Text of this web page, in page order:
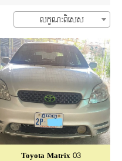
លក្ខណៈពិសេស
Toyota Matrix 03